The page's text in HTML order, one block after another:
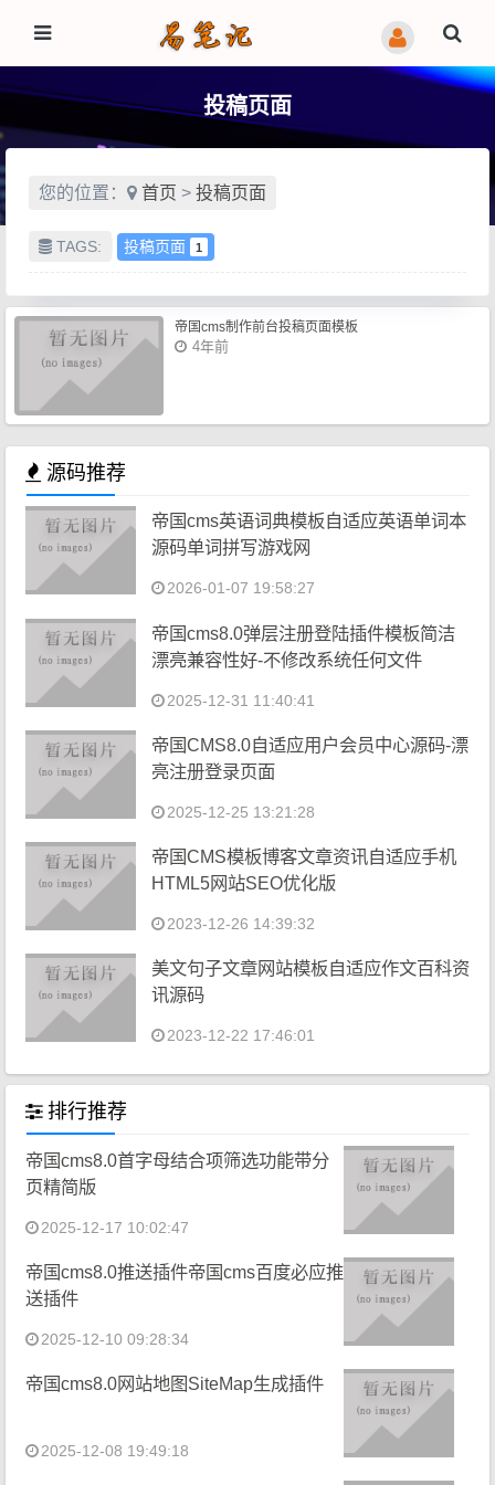
投稿页面
您的位置： 首页 > 投稿页面
TAGS: 投稿页面 1
帝国cms制作前台投稿页面模板
4年前
源码推荐
帝国cms英语词典模板自适应英语单词本
源码单词拼写游戏网
2026-01-07 19:58:27
帝国cms8.0弹层注册登陆插件模板简洁
漂亮兼容性好-不修改系统任何文件
2025-12-31 11:40:41
帝国CMS8.0自适应用户会员中心源码-漂
亮注册登录页面
2025-12-25 13:21:28
帝国CMS模板博客文章资讯自适应手机
HTML5网站SEO优化版
2023-12-26 14:39:32
美文句子文章网站模板自适应作文百科资
讯源码
2023-12-22 17:46:01
排行推荐
帝国cms8.0首字母结合项筛选功能带分
页精简版
2025-12-17 10:02:47
帝国cms8.0推送插件帝国cms百度必应推
送插件
2025-12-10 09:28:34
帝国cms8.0网站地图SiteMap生成插件
2025-12-08 19:49:18